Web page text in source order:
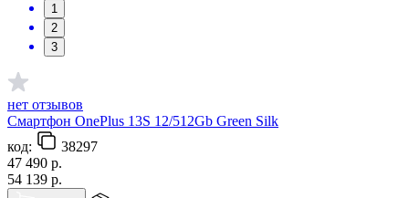
1
2
3
нет отзывов
Смартфон OnePlus 13S 12/512Gb Green Silk
код:
38297
47 490 р.
54 139 р.